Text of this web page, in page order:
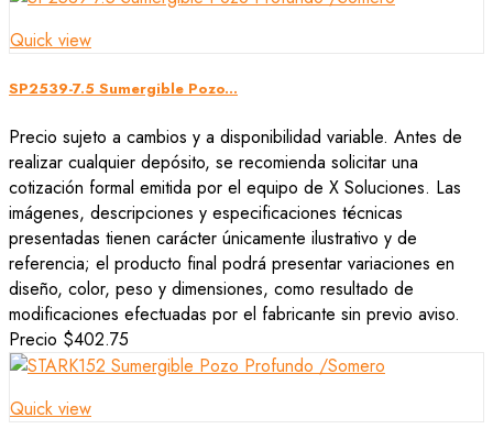
Quick view
SP2539-7.5 Sumergible Pozo...
Precio sujeto a cambios y a disponibilidad variable. Antes de
realizar cualquier depósito, se recomienda solicitar una
cotización formal emitida por el equipo de X Soluciones. Las
imágenes, descripciones y especificaciones técnicas
presentadas tienen carácter únicamente ilustrativo y de
referencia; el producto final podrá presentar variaciones en
diseño, color, peso y dimensiones, como resultado de
modificaciones efectuadas por el fabricante sin previo aviso.
Precio $402.75
Quick view